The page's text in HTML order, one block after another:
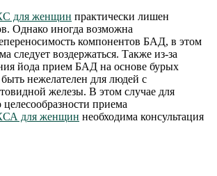
для женщин практически лишен
Однако иногда возможна
компонентов БАД, в этом
следует воздержаться. Также из-за
йода прием БАД на основе бурых
нежелателен для людей с
железы. В этом случае для
приема
для женщин необходима консультация